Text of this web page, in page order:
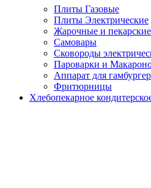
Плиты Газовые
Плиты Электрические
Жарочные и
Самовары
Сковороды
Пароварки и
Аппарат для
Фритюрницы
Хлебопекарное